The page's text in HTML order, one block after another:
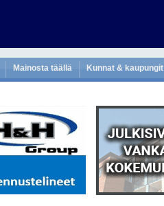
Mainosta täällä Kunnat & kaupungit